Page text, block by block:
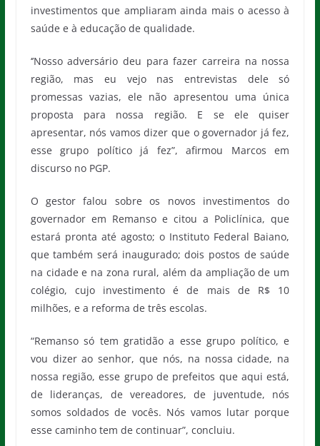
investimentos que ampliaram ainda mais o acesso à
saúde e à educação de qualidade.
‘’Nosso adversário deu para fazer carreira na nossa
região, mas eu vejo nas entrevistas dele só
promessas vazias, ele não apresentou uma única
proposta para nossa região. E se ele quiser
apresentar, nós vamos dizer que o governador já fez,
esse grupo político já fez”, afirmou Marcos em
discurso no PGP.
O gestor falou sobre os novos investimentos do
governador em Remanso e citou a Policlínica, que
estará pronta até agosto; o Instituto Federal Baiano,
que também será inaugurado; dois postos de saúde
na cidade e na zona rural, além da ampliação de um
colégio, cujo investimento é de mais de R$ 10
milhões, e a reforma de três escolas.
“Remanso só tem gratidão a esse grupo político, e
vou dizer ao senhor, que nós, na nossa cidade, na
nossa região, esse grupo de prefeitos que aqui está,
de lideranças, de vereadores, de juventude, nós
somos soldados de vocês. Nós vamos lutar porque
esse caminho tem de continuar”, concluiu.